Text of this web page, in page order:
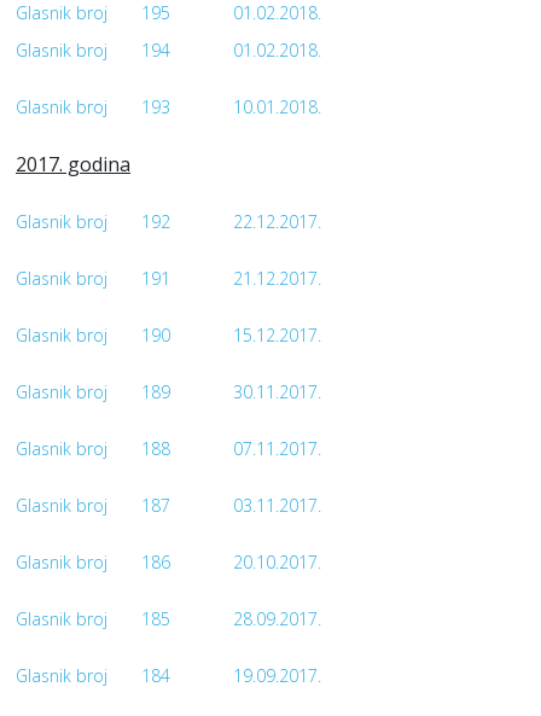
Glasnik broj
195
01.02.2018.
Glasnik broj
194 01.02.2018.
Glasnik broj 193 10.01.2018.
2017. godina
Glasnik broj 192 22.12.2017.
Glasnik broj 191 21.12.2017.
Glasnik broj 190 15.12.2017.
Glasnik broj 189 30.11.2017.
Glasnik broj 188 07.11.2017.
Glasnik broj 187 03.11.2017.
Glasnik broj 186 20.10.2017.
Glasnik broj 185 28.09.2017.
Glasnik broj 184 19.09.2017.